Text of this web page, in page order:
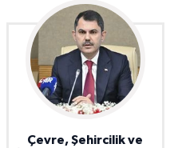
Çevre, Şehircilik ve